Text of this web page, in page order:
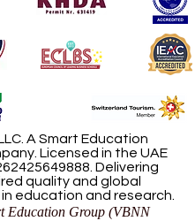
A Smart Education
Licensed in the UAE
. Delivering
quality and global
education and research.
Education Group (VBNN